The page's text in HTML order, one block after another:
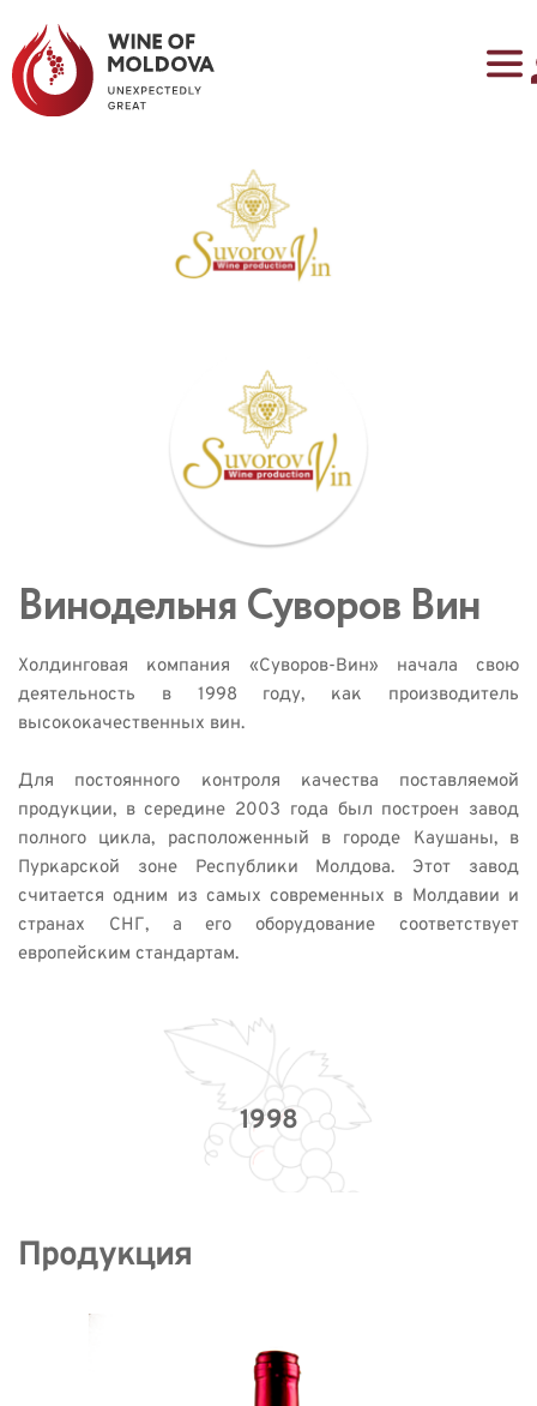
Винодельня Суворов Вин
Холдинговая компания «Суворов-Вин» начала свою
деятельность в 1998 году, как производитель
высококачественных вин.
Для постоянного контроля качества поставляемой
продукции, в середине 2003 года был построен завод
полного цикла, расположенный в городе Каушаны, в
Пуркарской зоне Республики Молдова. Этот завод
считается одним из самых современных в Молдавии и
странах СНГ, а его оборудование соответствует
европейским стандартам.
1998
Продукция